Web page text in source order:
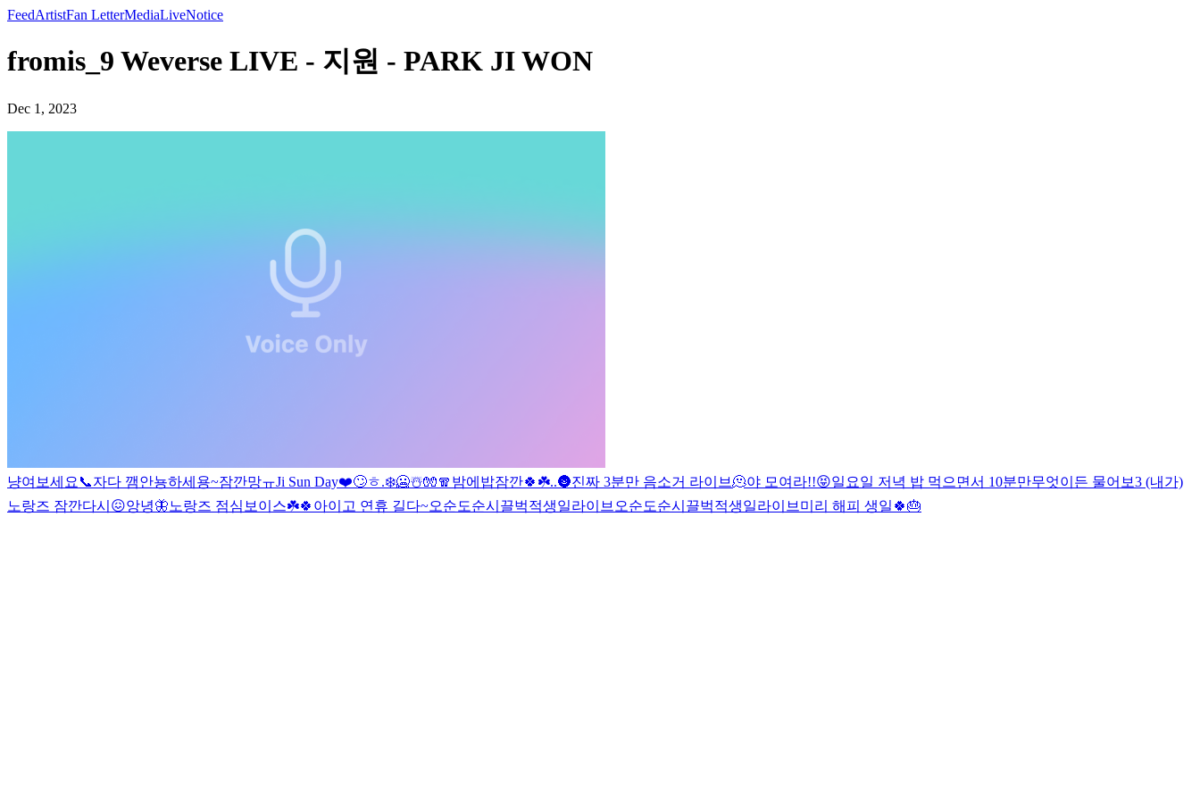
FeedArtistFan LetterMediaLiveNotice
fromis_9 Weverse LIVE - 지원 - PARK JI WON
Dec 1, 2023
냥여보세요📞자다 깸안뇽하세용~잠깐망ㅠJi Sun Day❤️🙄ㅎ.❄️🥶☃️🧤🧣 밤에밥잠깐🍀☘️..🌚진짜 3분만 음소거 라이브🫠야 모여라!!😝일요일 저녁 밥 먹으면서 10분만무엇이든 물어보3 (내가)
노랑즈 잠깐다시😖앙녕🦋노랑즈 점심보이스☘️🍀 아이고 연휴 길다~오순도순시끌벅적생일라이브 오순도순시끌벅적생일라이브 미리 해피 생일🍀🎂